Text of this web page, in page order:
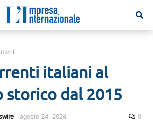
italiani al
storico dal 2015
- agosto 24, 2024 0